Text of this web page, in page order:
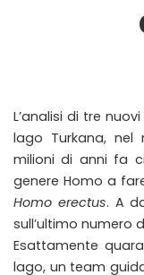
L’analisi di tre
lago Turkana, nel
milioni di anni fa
genere Homo a
Homo erectus. A
sull’ultimo numero
Esattamente
lago, un team